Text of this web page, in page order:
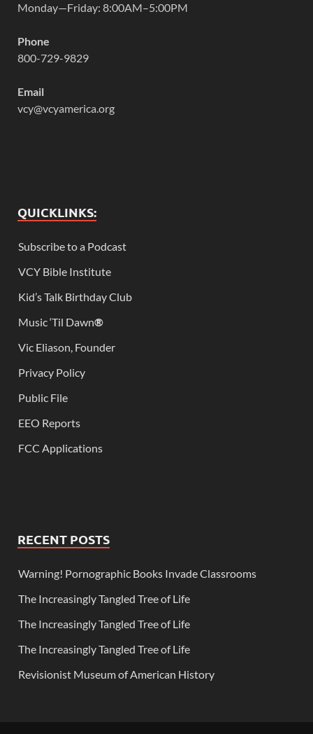
Monday—Friday: 8:00AM–5:00PM
Phone
800-729-9829
Email
vcy@vcyamerica.org
QUICKLINKS:
Subscribe to a Podcast
VCY Bible Institute
Kid’s Talk Birthday Club
Music ‘Til Dawn®
Vic Eliason, Founder
Privacy Policy
Public File
EEO Reports
FCC Applications
RECENT POSTS
Warning! Pornographic Books Invade Classrooms
The Increasingly Tangled Tree of Life
The Increasingly Tangled Tree of Life
The Increasingly Tangled Tree of Life
Revisionist Museum of American History